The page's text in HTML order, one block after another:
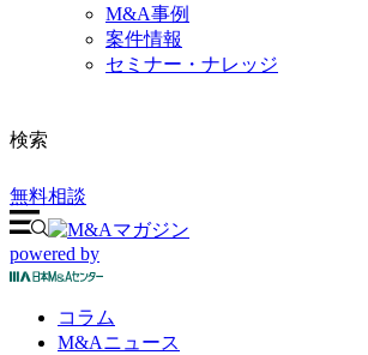
M&A事例
案件情報
セミナー・ナレッジ
検索
無料相談
powered by
コラム
M&Aニュース